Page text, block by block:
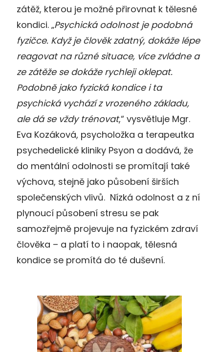
zátěž, kterou je možné přirovnat k tělesné
kondici. „Psychická odolnost je podobná
fyzičce. Když je člověk zdatný, dokáže lépe
reagovat na různé situace, více zvládne a
ze zátěže se dokáže rychleji oklepat.
Podobně jako fyzická kondice i ta
psychická vychází z vrozeného základu,
ale dá se vždy trénovat,“ vysvětluje Mgr.
Eva Kozáková, psycholožka a terapeutka
psychedelické kliniky Psyon a dodává, že
do mentální odolnosti se promítají také
výchova, stejně jako působení širších
společenských vlivů. Nízká odolnost a z ní
plynoucí působení stresu se pak
samozřejmě projevuje na fyzickém zdraví
člověka – a platí to i naopak, tělesná
kondice se promítá do té duševní.